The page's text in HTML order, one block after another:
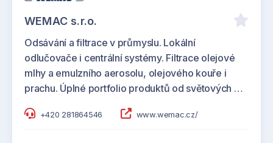
WEMAC s.r.o.
Odsávání a filtrace v průmyslu. Lokální
odlučovače i centrální systémy. Filtrace olejové
mlhy a emulzního aerosolu, olejového kouře i
prachu. Úplné portfolio produktů od světových …
+420 281864546 www.wemac.cz/